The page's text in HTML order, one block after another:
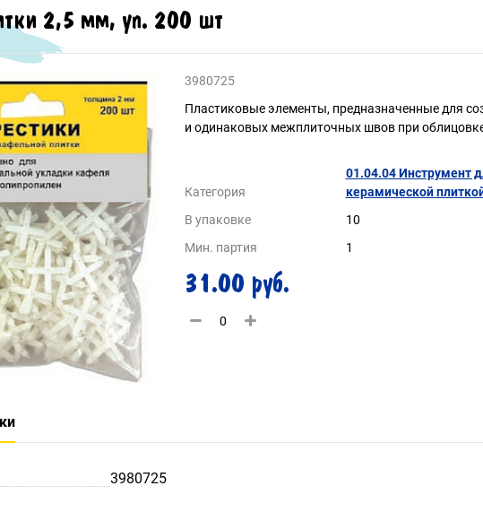
2,5 мм, уп. 200 шт
3980725
Пластиковые элементы, предназначенные для
и одинаковых межплиточных швов при
Категория
01.04.04 Инструмент
керамической
В упаковке
10
Мин. партия
1
31.00 руб.
3980725